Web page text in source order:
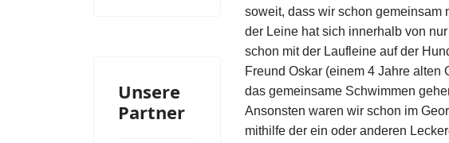
Unsere
Partner
soweit, dass wir schon gemeinsam
der Leine hat sich innerhalb von
schon mit der Laufleine auf der
Freund Oskar (einem 4 Jahre
das gemeinsame Schwimmen
Ansonsten waren wir schon im
mithilfe der ein oder anderen